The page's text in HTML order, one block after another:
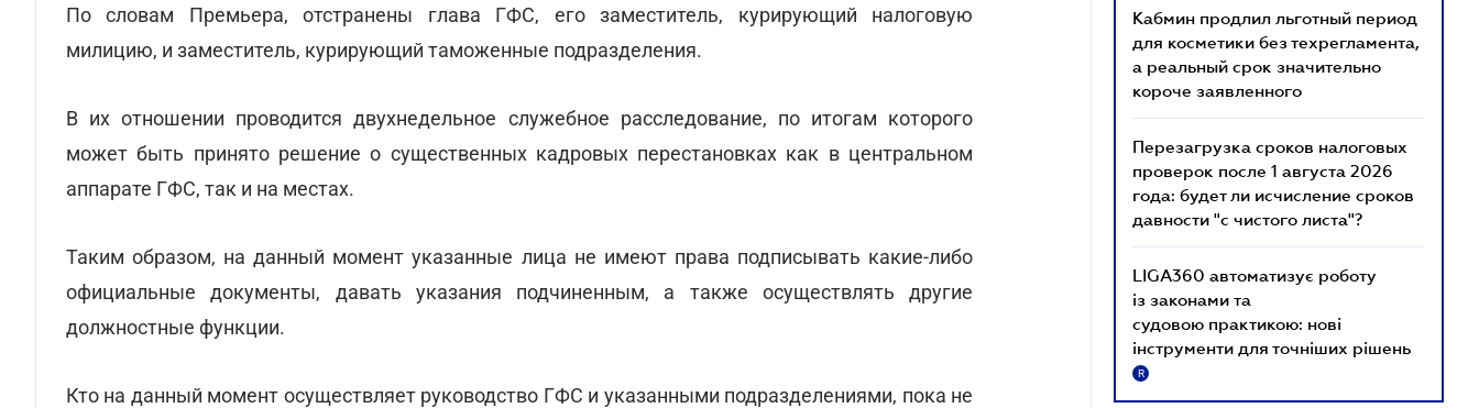
По словам Премьера, отстранены глава ГФС, его заместитель, курирующий налоговую
милицию, и заместитель, курирующий таможенные подразделения.
В их отношении проводится двухнедельное служебное расследование, по итогам которого
может быть принято решение о существенных кадровых перестановках как в центральном
аппарате ГФС, так и на местах.
Таким образом, на данный момент указанные лица не имеют права подписывать какие-либо
официальные документы, давать указания подчиненным, а также осуществлять другие
должностные функции.
Кто на данный момент осуществляет руководство ГФС и указанными подразделениями, пока не
Кабмин продлил льготный период
для косметики без техрегламента,
а реальный срок значительно
короче заявленного
Перезагрузка сроков налоговых
проверок после 1 августа 2026
года: будет ли исчисление сроков
давности "с чистого листа"?
LIGA360 автоматизує роботу
із законами та
судовою практикою: нові
інструменти для точніших рішень
R